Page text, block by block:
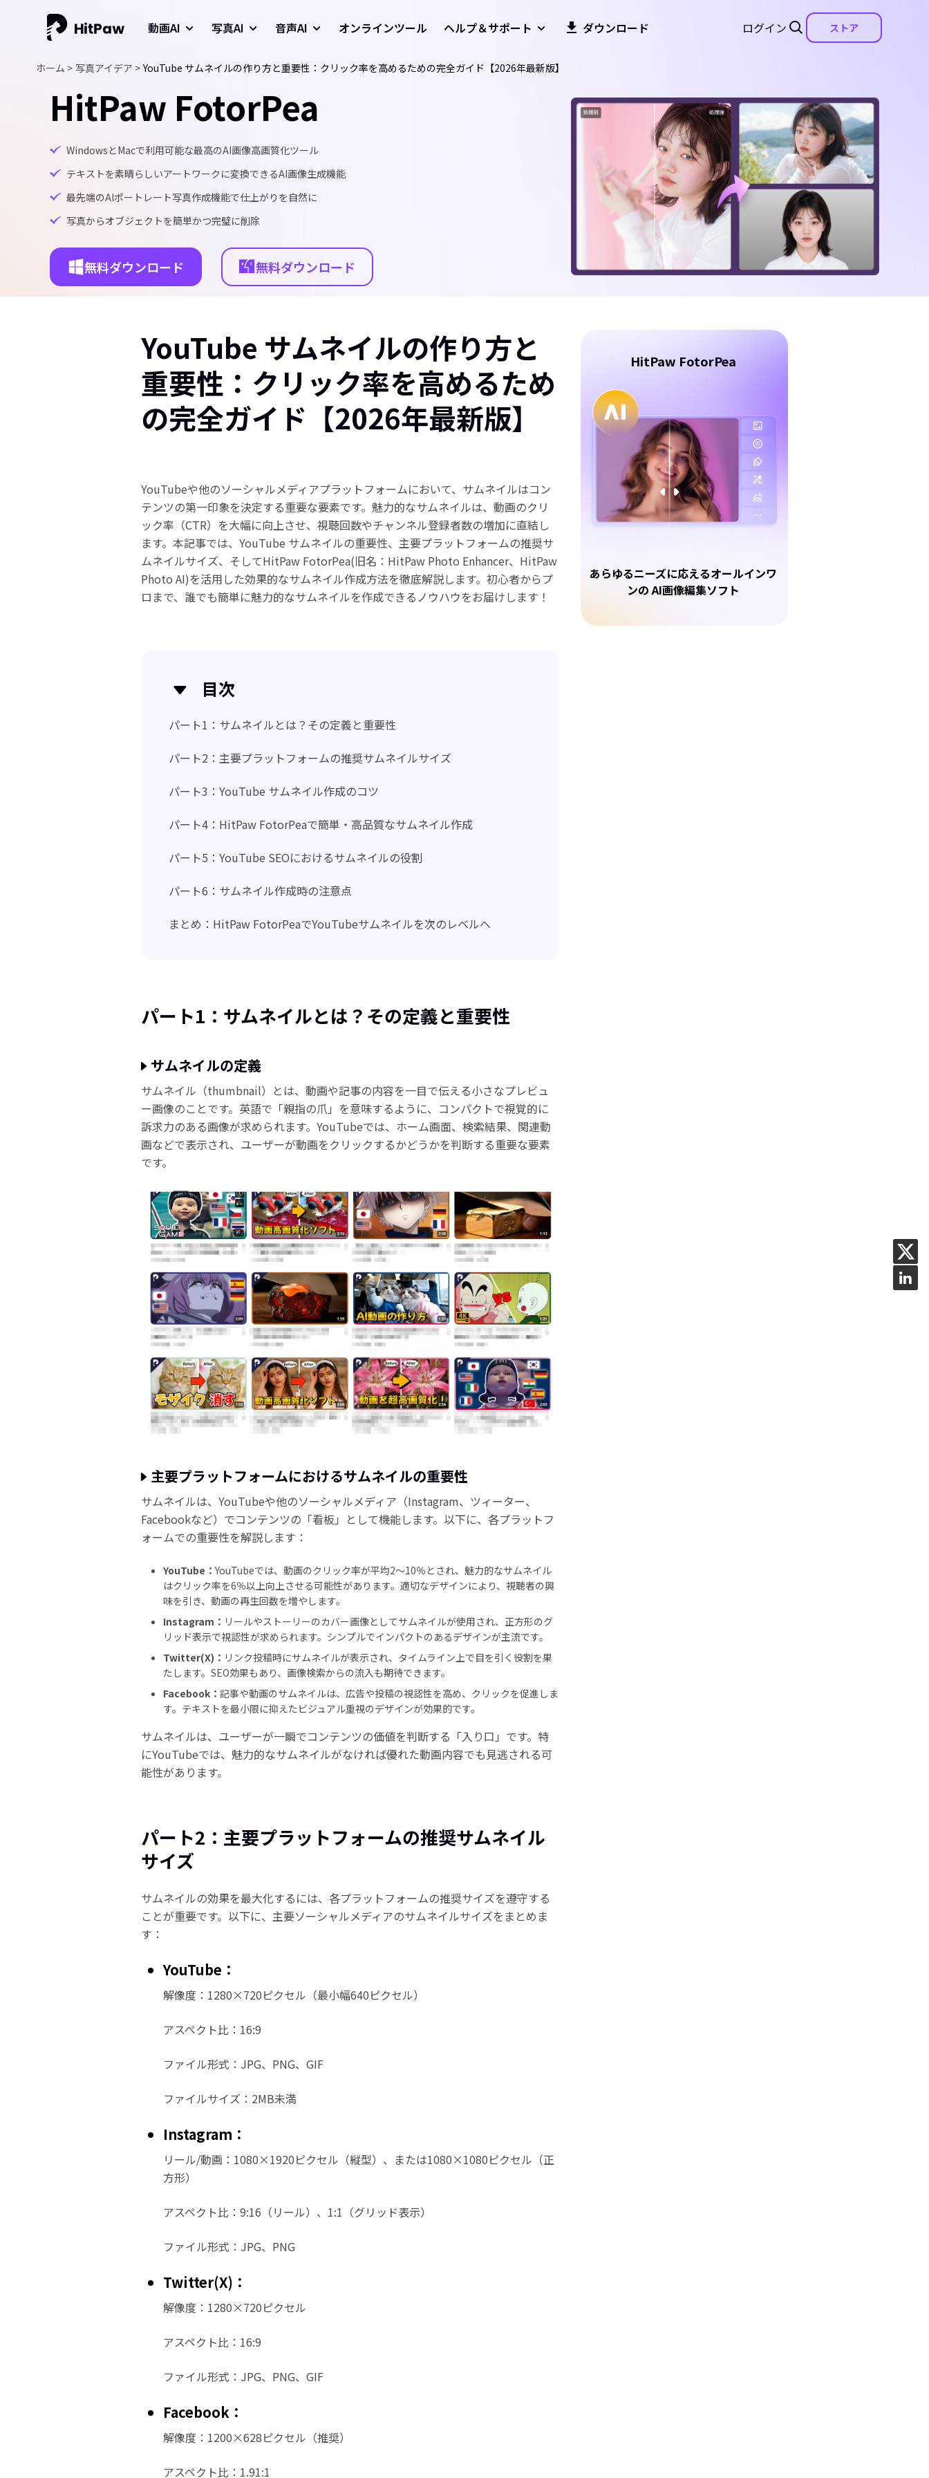
ログイン ストア
動画AI 写真AI 音声AI オンラインツール ヘルプ＆サポート ダウンロード
ホーム > 写真アイデア > YouTube サムネイルの作り方と重要性：クリック率を高めるための完全ガイド【2026年最新版】
HitPaw FotorPea
WindowsとMacで利用可能な最高のAI画像高画質化ツール
テキストを素晴らしいアートワークに変換できるAI画像生成機能
最先端のAlポートレート写真作成機能で仕上がりを自然に
写真からオブジェクトを簡単かつ完璧に削除
無料ダウンロード 無料ダウンロード
YouTube サムネイルの作り方と
重要性：クリック率を高めるため
の完全ガイド【2026年最新版】
YouTubeや他のソーシャルメディアプラットフォームにおいて、サムネイルはコン
テンツの第一印象を決定する重要な要素です。魅力的なサムネイルは、動画のクリ
ック率（CTR）を大幅に向上させ、視聴回数やチャンネル登録者数の増加に直結し
ます。本記事では、YouTube サムネイルの重要性、主要プラットフォームの推奨サ
ムネイルサイズ、そしてHitPaw FotorPea(旧名：HitPaw Photo Enhancer、HitPaw
Photo AI)を活用した効果的なサムネイル作成方法を徹底解説します。初心者からプ
ロまで、誰でも簡単に魅力的なサムネイルを作成できるノウハウをお届けします！
目次
パート1：サムネイルとは？その定義と重要性
パート2：主要プラットフォームの推奨サムネイルサイズ
パート3：YouTube サムネイル作成のコツ
パート4：HitPaw FotorPeaで簡単・高品質なサムネイル作成
パート5：YouTube SEOにおけるサムネイルの役割
パート6：サムネイル作成時の注意点
まとめ：HitPaw FotorPeaでYouTubeサムネイルを次のレベルへ
パート1：サムネイルとは？その定義と重要性
サムネイルの定義
サムネイル（thumbnail）とは、動画や記事の内容を一目で伝える小さなプレビュ
ー画像のことです。英語で「親指の爪」を意味するように、コンパクトで視覚的に
訴求力のある画像が求められます。YouTubeでは、ホーム画面、検索結果、関連動
画などで表示され、ユーザーが動画をクリックするかどうかを判断する重要な要素
です。
主要プラットフォームにおけるサムネイルの重要性
サムネイルは、YouTubeや他のソーシャルメディア（Instagram、ツィーター、
Facebookなど）でコンテンツの「看板」として機能します。以下に、各プラットフ
ォームでの重要性を解説します：
YouTube： YouTubeでは、動画のクリック率が平均2～10％とされ、魅力的なサムネイル
はクリック率を6％以上向上させる可能性があります。適切なデザインにより、視聴者の興
味を引き、動画の再生回数を増やします。
Instagram： リールやストーリーのカバー画像としてサムネイルが使用され、正方形のグ
リッド表示で視認性が求められます。シンプルでインパクトのあるデザインが主流です。
Twitter(X)： リンク投稿時にサムネイルが表示され、タイムライン上で目を引く役割を果
たします。SEO効果もあり、画像検索からの流入も期待できます。
Facebook： 記事や動画のサムネイルは、広告や投稿の視認性を高め、クリックを促進しま
す。テキストを最小限に抑えたビジュアル重視のデザインが効果的です。
サムネイルは、ユーザーが一瞬でコンテンツの価値を判断する「入り口」です。特
にYouTubeでは、魅力的なサムネイルがなければ優れた動画内容でも見逃される可
能性があります。
パート2：主要プラットフォームの推奨サムネイル
サイズ
サムネイルの効果を最大化するには、各プラットフォームの推奨サイズを遵守する
ことが重要です。以下に、主要ソーシャルメディアのサムネイルサイズをまとめま
す：
YouTube：
解像度：1280×720ピクセル（最小幅640ピクセル）
アスペクト比：16:9
ファイル形式：JPG、PNG、GIF
ファイルサイズ：2MB未満
Instagram：
リール/動画：1080×1920ピクセル（縦型）、または1080×1080ピクセル（正
方形）
アスペクト比：9:16（リール）、1:1（グリッド表示）
ファイル形式：JPG、PNG
Twitter(X)：
解像度：1280×720ピクセル
アスペクト比：16:9
ファイル形式：JPG、PNG、GIF
Facebook：
解像度：1200×628ピクセル（推奨）
アスペクト比：1.91:1
HitPaw FotorPea
あらゆるニーズに応えるオールインワ
ンの AI画像編集ソフト